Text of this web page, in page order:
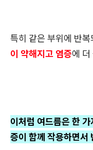
특히 같은 부위에 반
이 약해지고 염증에
이처럼 여드름은 한
증이 함께 작용하면서